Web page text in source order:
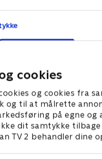
cookies
og cookies fra
og til at målrette
på egne og
dit samtykke tilbage
TV 2 behandler dine
stenene skal fordeles
curling. Følg med i curling